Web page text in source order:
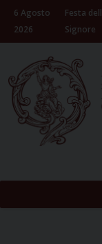
Skip
content
6 Agosto
2026
Festa
Signore